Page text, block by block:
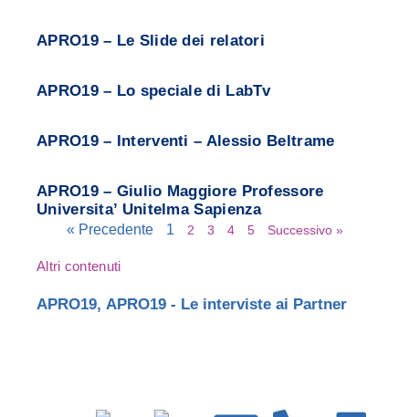
APRO19 – Le Slide dei relatori
APRO19 – Lo speciale di LabTv
APRO19 – Interventi – Alessio Beltrame
APRO19 – Giulio Maggiore Professore
Universita’ Unitelma Sapienza
« Precedente 1 2 3 4 5 Successivo »
Altri contenuti
APRO19, APRO19 - Le interviste ai Partner